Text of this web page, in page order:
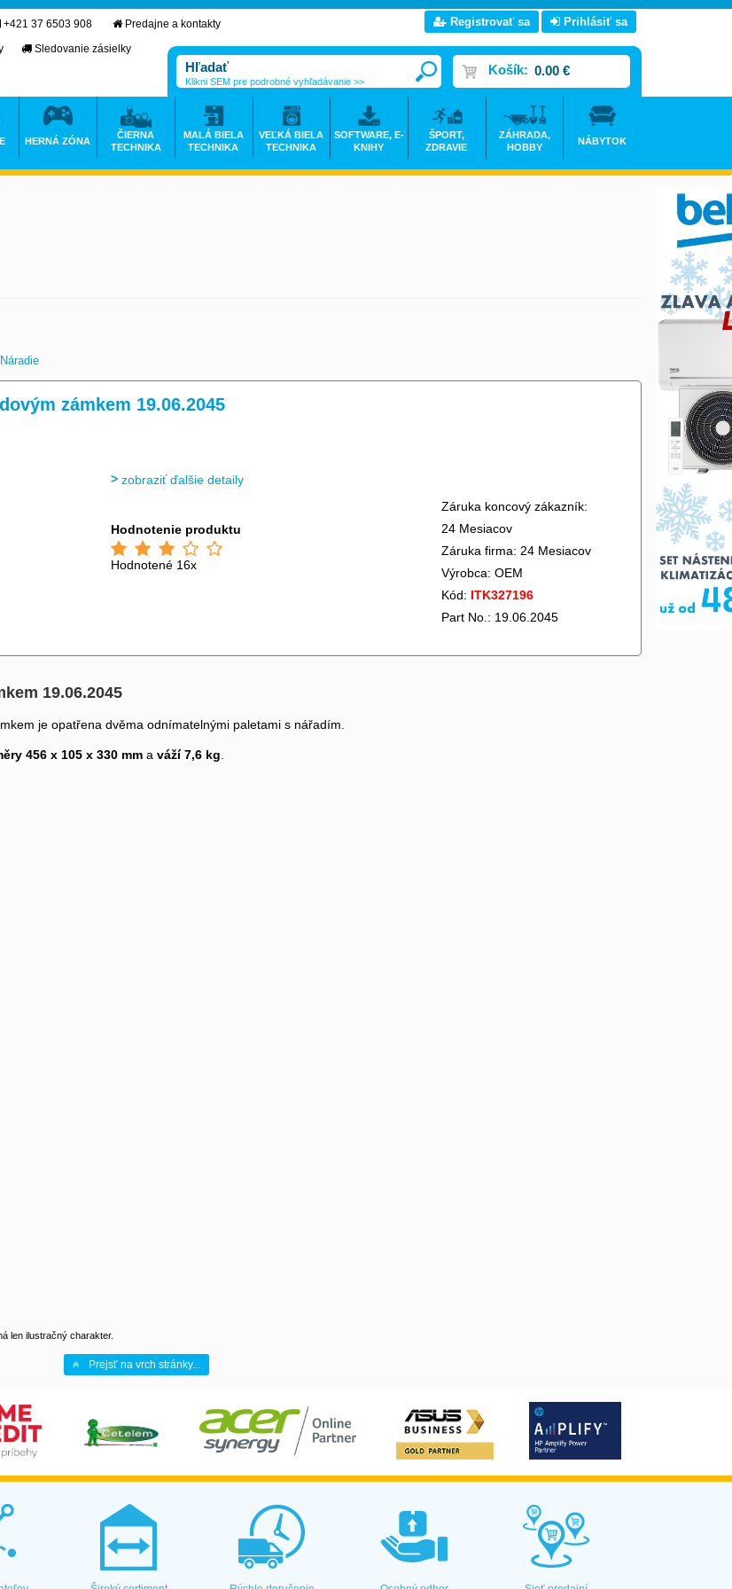
Náradie
zámkem 19.06.2045
zobraziť ďalšie detaily
Hodnotenie produktu
Hodnotené 16x
Záruka koncový zákazník:
24 Mesiacov
Záruka firma: 24 Mesiacov
Výrobca: OEM
Kód: ITK327196
Part No.: 19.06.2045
19.06.2045
je opatřena dvěma odnímatelnými paletami s nářadím.
456 x 105 x 330 mm a váží 7,6 kg
len ilustračný charakter.
Prejsť na vrch stránky...
+421 37 6503 908
Predajne a kontakty
Sledovanie zásielky
Registrovať sa Prihlásiť sa
Košík: 0.00 €
Klikni SEM pre podrobné vyhľadávanie >>
HERNÁ ZÓNA
ČIERNA
TECHNIKA
MALÁ BIELA
TECHNIKA
VEĽKÁ BIELA
TECHNIKA
SOFTWARE, E-
KNIHY
ŠPORT,
ZDRAVIE
ZÁHRADA,
HOBBY
NÁBYTOK